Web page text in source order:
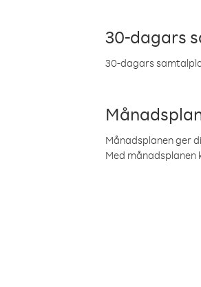
30-dagars
30-dagars
Månadsplanen ger
Med månadsplanen